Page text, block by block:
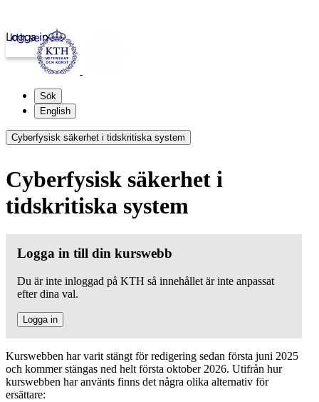
kth.se
Logga in
Sök
English
Cyberfysisk säkerhet i tidskritiska system
Cyberfysisk säkerhet i
tidskritiska system
Logga in till din kurswebb
Du är inte inloggad på KTH så innehållet är inte anpassat
efter dina val.
Logga in
Kurswebben har varit stängt för redigering sedan första juni 2025
och kommer stängas ned helt första oktober 2026. Utifrån hur
kurswebben har använts finns det några olika alternativ för
ersättare: